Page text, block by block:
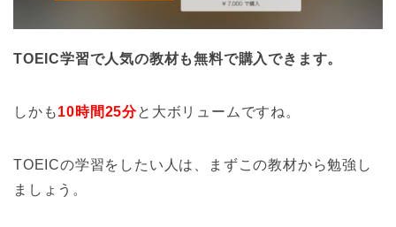
TOEIC学習で人気の教材も無料で購入できます。
しかも10時間25分と大ボリュームですね。
TOEICの学習をしたい人は、まずこの教材から勉強し
ましょう。